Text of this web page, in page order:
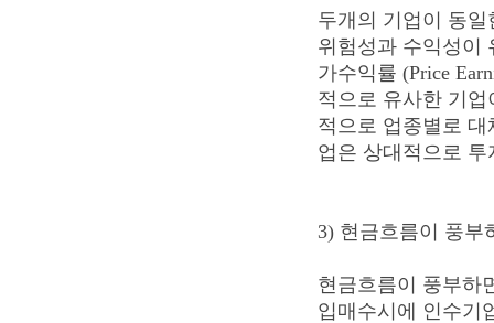
두개의 기업이 동
위험성과 수익성이
가수익률 (Price
적으로 유사한 기
적으로 업종별로
업은 상대적으로
3) 현금흐름이 풍부
현금흐름이 풍부하
입매수시에 인수기